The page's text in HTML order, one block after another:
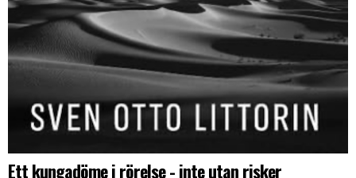
Ett kungadöme i rörelse - inte utan risker